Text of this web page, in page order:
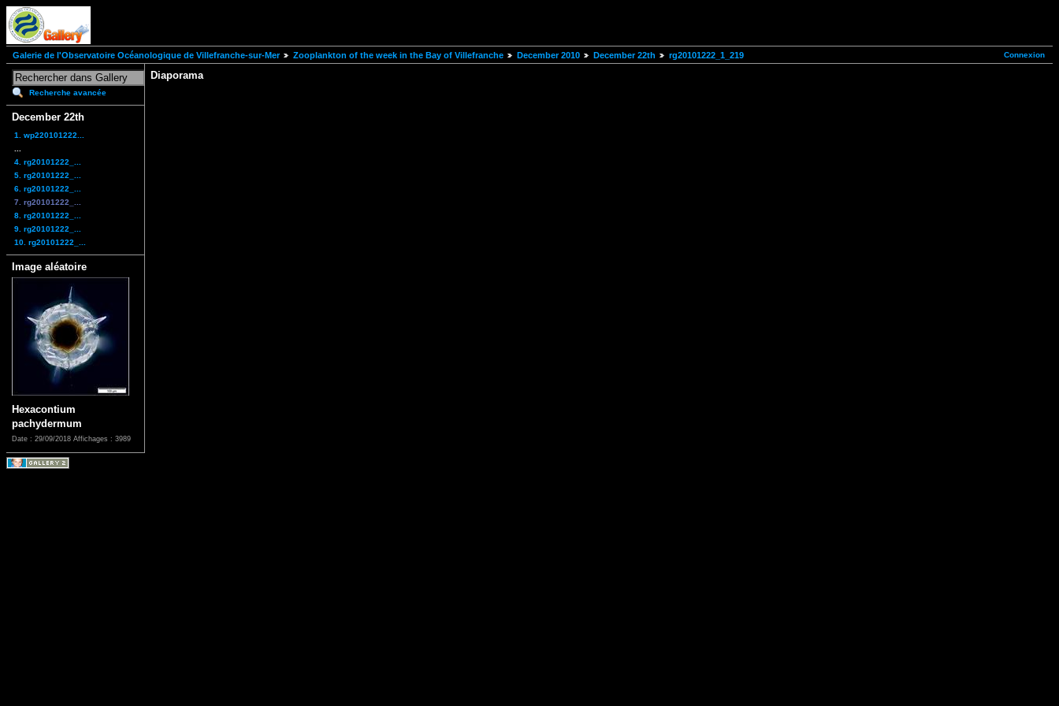
Connexion
Galerie de l'Observatoire Océanologique de Villefranche-sur-Mer Zooplankton of the week in the Bay of Villefranche December 2010 December 22th rg20101222_1_219
Recherche avancée
December 22th
1. wp220101222...
4. rg20101222_...
5. rg20101222_...
6. rg20101222_...
7. rg20101222_...
8. rg20101222_...
9. rg20101222_...
10. rg20101222_...
Image aléatoire
Hexacontium
pachydermum
Date : 29/09/2018 Affichages : 3989
Diaporama